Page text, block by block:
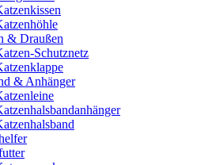
& Draußen
Schutznetz
& Anhänger